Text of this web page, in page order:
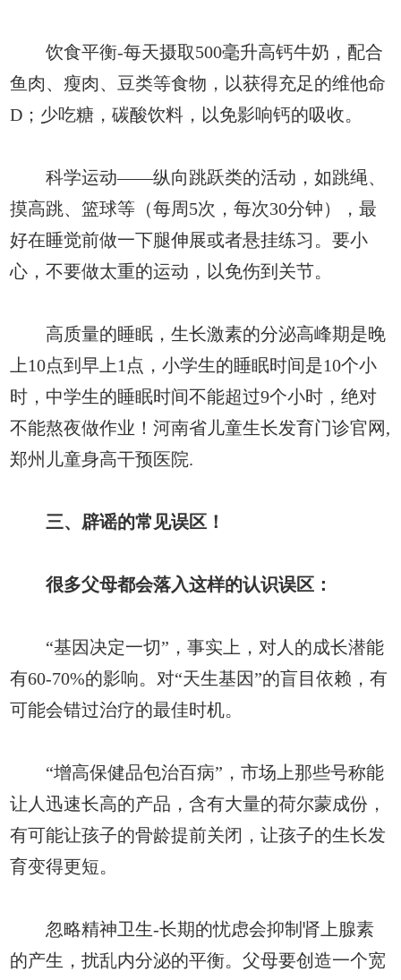
饮食平衡-每天摄取500毫升高钙牛奶，配合
鱼肉、瘦肉、豆类等食物，以获得充足的维他命
D；少吃糖，碳酸饮料，以免影响钙的吸收。
科学运动——纵向跳跃类的活动，如跳绳、
摸高跳、篮球等（每周5次，每次30分钟），最
好在睡觉前做一下腿伸展或者悬挂练习。要小
心，不要做太重的运动，以免伤到关节。
高质量的睡眠，生长激素的分泌高峰期是晚
上10点到早上1点，小学生的睡眠时间是10个小
时，中学生的睡眠时间不能超过9个小时，绝对
不能熬夜做作业！河南省儿童生长发育门诊官网,
郑州儿童身高干预医院.
三、辟谣的常见误区！
很多父母都会落入这样的认识误区：
“基因决定一切”，事实上，对人的成长潜能
有60-70%的影响。对“天生基因”的盲目依赖，有
可能会错过治疗的最佳时机。
“增高保健品包治百病”，市场上那些号称能
让人迅速长高的产品，含有大量的荷尔蒙成份，
有可能让孩子的骨龄提前关闭，让孩子的生长发
育变得更短。
忽略精神卫生-长期的忧虑会抑制肾上腺素
的产生，扰乱内分泌的平衡。父母要创造一个宽